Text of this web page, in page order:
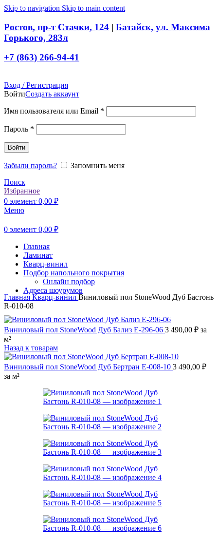
Skip to navigation Skip to main content
Ростов, пр-т Стачки, 124 | Батайск, ул. Максима
Горького, 283л
+7 (863) 266-94-41
Вход / Регистрация
ВойтиСоздать аккаунт
Имя пользователя или Email *
Пароль *
Войти
Забыли пароль?
Запомнить меня
Поиск
Избранное
0 элемент 0,00 ₽
Меню
0 элемент 0,00 ₽
Главная
Ламинат
Кварц-винил
Подбор напольного покрытия
Онлайн подбор
Адреса шоурумов
Главная Кварц-винил Виниловый пол StoneWood Дуб Бастонь
R-010-08
Виниловый пол StoneWood Дуб Бализ E-296-06 3 490,00 ₽ за
м²
Назад к товарам
Виниловый пол StoneWood Дуб Бертран E-008-10 3 490,00 ₽
за м²
-28%